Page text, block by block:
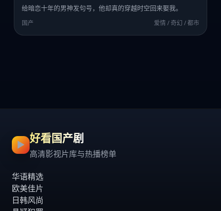
给暗恋十年的男神发句号，他却真的穿越时空回来娶我。
国产 爱情 / 奇幻 / 都市
▶ 好看国产剧
高清影视片库与热播榜单
华语精选
欧美佳片
日韩风尚